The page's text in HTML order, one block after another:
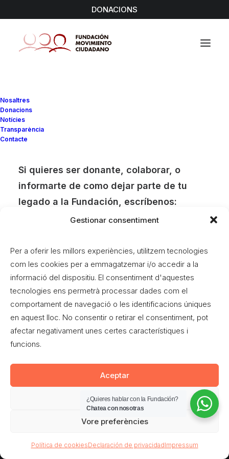
Gestionar consentiment
Per a oferir les millors experiències, utilitzem tecnologies
com les cookies per a emmagatzemar i/o accedir a la
informació del dispositiu. El consentiment d'aquestes
tecnologies ens permetrà processar dades com el
comportament de navegació o les identificacions úniques
en aquest lloc. No consentir o retirar el consentiment, pot
afectar negativament unes certes característiques i
funcions.
Aceptar
Denegar
Vore preferències
Política de cookiesDeclaración de privacidadImpressum
DONACIONS
Nosaltres
Donacions
Notícies
Transparència
Contacte
Si quieres ser donante, colaborar, o
informarte de como dejar parte de tu
legado a la Fundación, escríbenos:
Nothing Found
It seems we can’t find what you’re looking for. Perhaps
searching can help.
© 2026 Movimiento Ciudadano. All rights reserved
¿Quieres hablar con la Fundación?
Chatea con nosotras